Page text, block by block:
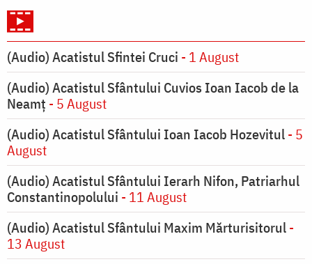
(Audio) Acatistul Sfintei Cruci - 1 August
(Audio) Acatistul Sfântului Cuvios Ioan Iacob de la
Neamț - 5 August
(Audio) Acatistul Sfântului Ioan Iacob Hozevitul- 5
August
(Audio) Acatistul Sfântului Ierarh Nifon, Patriarhul
Constantinopolului - 11 August
(Audio) Acatistul Sfântului Maxim Mărturisitorul-
13 August